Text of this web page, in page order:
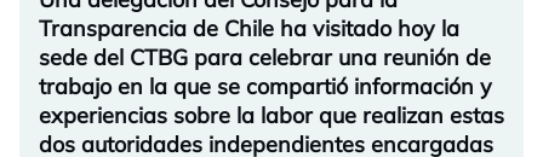
Transparencia de Chile ha visitado hoy la
sede del CTBG para celebrar una reunión de
trabajo en la que se compartió información y
experiencias sobre la labor que realizan estas
dos autoridades independientes encargadas